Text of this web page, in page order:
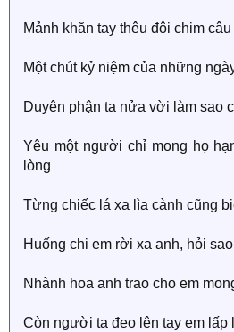
Mảnh khăn tay thêu đôi chim
Một chút kỷ niệm của những
Duyên phận ta nửa vời làm sao
Yêu một người chỉ mong họ
lòng
Từng chiếc lá xa lìa cành cũng
Huống chi em rời xa anh, hỏi
Nhành hoa anh trao cho em
Còn người ta đeo lên tay em lấp